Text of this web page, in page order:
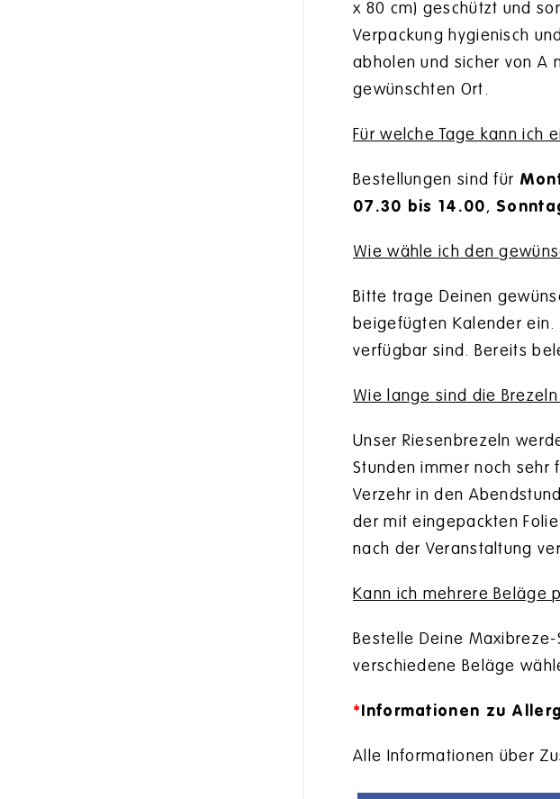
x 80 cm) geschützt und
Verpackung hygienisch
abholen und sicher von A
gewünschten Ort.
Für welche Tage kann ich
Bestellungen sind für
07.30 bis 14.00,
Wie wähle ich den
Bitte trage Deinen
beigefügten Kalender ein.
verfügbar sind. Bereits
Wie lange sind die
Unser Riesenbrezeln
Stunden immer noch sehr
Verzehr in den
der mit eingepackten
nach der Veranstaltung
Kann ich mehrere Beläge
Bestelle Deine
verschiedene Beläge
*Informationen zu
Alle Informationen über